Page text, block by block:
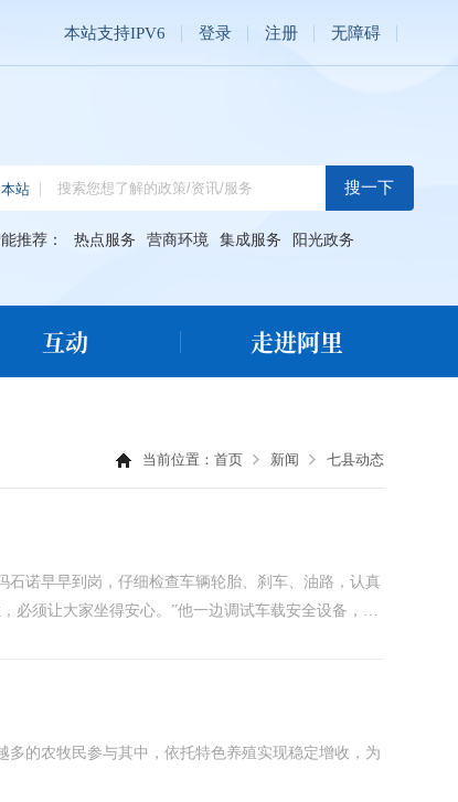
本站支持IPV6 登录 注册 无障碍
推荐： 热点服务 营商环境 集成服务 阳光政务
互动 走进阿里
当前位置： 首页 新闻 七县动态
诺早早到岗，仔细检查车辆轮胎、刹车、油路，认真
必须让大家坐得安心。”他一边调试车载安全设备，一
的农牧民参与其中，依托特色养殖实现稳定增收，为